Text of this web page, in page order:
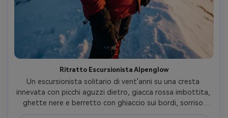
Ritratto Escursionista Alpenglow
Un escursionista solitario di vent'anni su una cresta
innevata con picchi aguzzi dietro, giacca rossa imbottita,
ghette nere e berretto con ghiaccio sui bordi, sorriso
rilassato e sicuro, sole caldo dell'alpenglow sul volto